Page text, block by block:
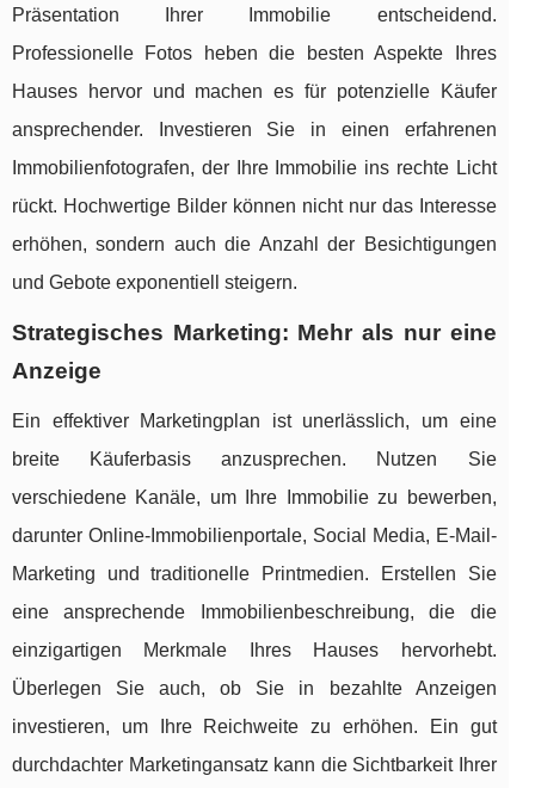
Präsentation Ihrer Immobilie entscheidend.
Professionelle Fotos heben die besten Aspekte Ihres
Hauses hervor und machen es für potenzielle Käufer
ansprechender. Investieren Sie in einen erfahrenen
Immobilienfotografen, der Ihre Immobilie ins rechte Licht
rückt. Hochwertige Bilder können nicht nur das Interesse
erhöhen, sondern auch die Anzahl der Besichtigungen
und Gebote exponentiell steigern.
Strategisches Marketing: Mehr als nur eine
Anzeige
Ein effektiver Marketingplan ist unerlässlich, um eine
breite Käuferbasis anzusprechen. Nutzen Sie
verschiedene Kanäle, um Ihre Immobilie zu bewerben,
darunter Online-Immobilienportale, Social Media, E-Mail-
Marketing und traditionelle Printmedien. Erstellen Sie
eine ansprechende Immobilienbeschreibung, die die
einzigartigen Merkmale Ihres Hauses hervorhebt.
Überlegen Sie auch, ob Sie in bezahlte Anzeigen
investieren, um Ihre Reichweite zu erhöhen. Ein gut
durchdachter Marketingansatz kann die Sichtbarkeit Ihrer